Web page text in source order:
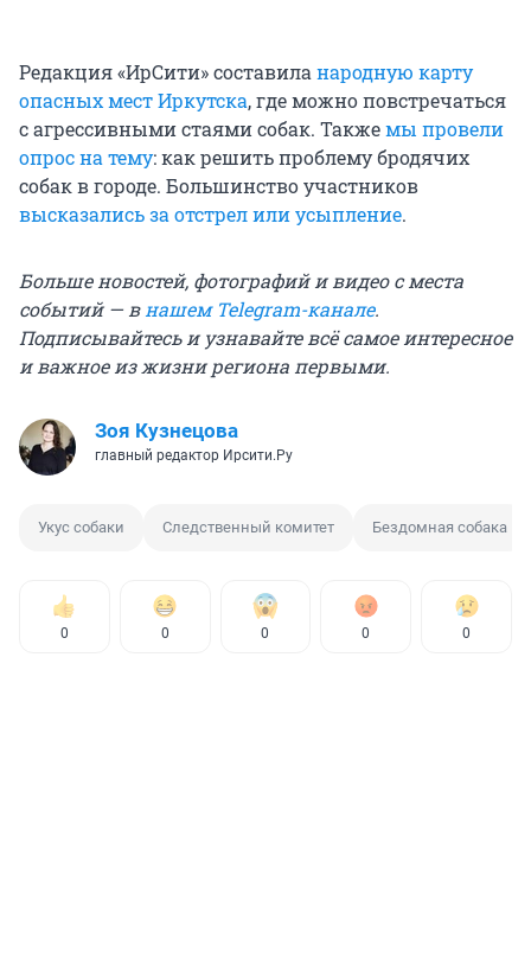
Редакция «ИрСити» составиланародную карту
опасных мест Иркутска, где можно повстречаться
с агрессивными стаями собак. Такжемы провели
опрос на тему: как решить проблему бродячих
собак в городе. Большинство участников
высказались за отстрел или усыпление.
Больше новостей, фотографий и видео с места
событий — внашем Telegram-канале.
Подписывайтесь и узнавайте всё самое интересное
и важное из жизни региона первыми.
Зоя Кузнецова
главный редактор Ирсити.Ру
Укус собаки Следственный комитет Бездомная собака
0 0 0 0 0